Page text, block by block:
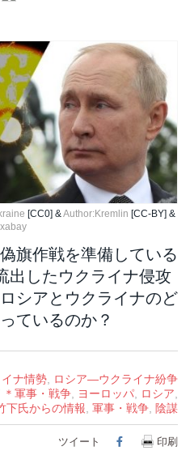
[CC0] & Author:Kremlin [CC-BY] &
旗作戦を準備している
出したウクライナ侵攻
シアとウクライナのど
ているのか？
ナ情勢
ロシア―ウクライナ紛争
＊軍事・戦争 ヨーロッパ ロシア
下氏からの情報 軍事・戦争 陰謀
ツイート Facebook
印刷